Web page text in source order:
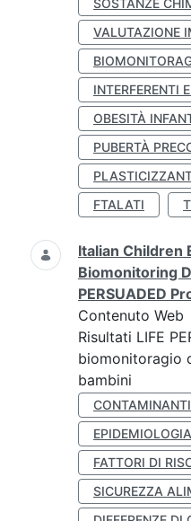
SOSTANZE
VALUTAZIONE
INTERFERENTI
OBESITÀ
PUBERTÀ
FTALATI
Italian Children
Biomonitoring
PERSUADED
Contenuto Web
Risultati LIFE
biomonitoragio
bambini
EPIDEMIOLOGIA
FATTORI DI
SICUREZZA